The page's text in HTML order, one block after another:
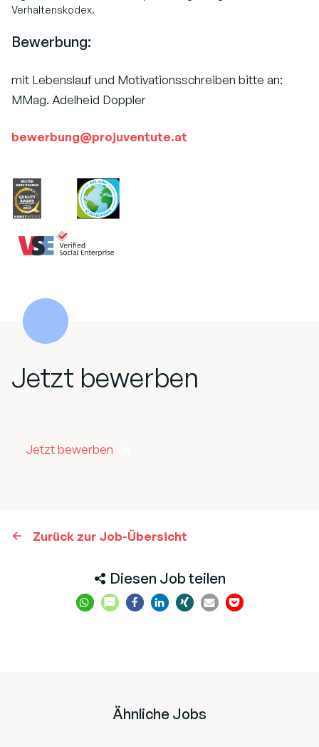
Verhaltenskodex.
Bewerbung:
mit Lebenslauf und Motivationsschreiben bitte an:
MMag. Adelheid Doppler
bewerbung@projuventute.at
Jetzt bewerben
Jetzt bewerben
Zurück zur Job-Übersicht
Diesen Job teilen
Ähnliche Jobs